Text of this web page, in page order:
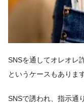
SNSを通してオレオレ
というケースもあります
SNSで誘われ、指示通